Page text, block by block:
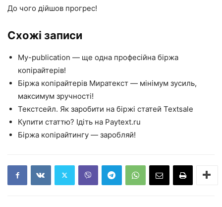
До чого дійшов прогрес!
Схожі записи
My-publication — ще одна професійна біржа
копірайтерів!
Біржа копірайтерів Миратекст — мінімум зусиль,
максимум зручності!
Текстсейл. Як заробити на біржі статей Textsale
Купити статтю? Ідіть на Paytext.ru
Біржа копірайтингу — заробляй!